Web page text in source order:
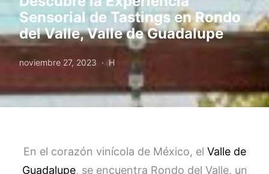
Sensorial de Tastings en Rondo
del Valle, Valle de Guadalupe
noviembre 27, 2023 H
En el corazón vinícola de México, el Valle de
Guadalupe, se encuentra Rondo del Valle, un